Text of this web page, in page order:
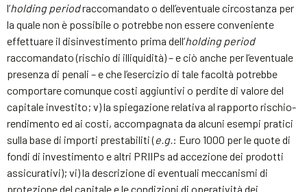
l’holding periodraccomandato o dell’eventuale circostanza per
la quale non è possibile o potrebbe non essere conveniente
effettuare il disinvestimento prima dell’holding period
raccomandato (rischio di illiquidità) – e ciò anche per l’eventuale
presenza di penali – e che l’esercizio di tale facoltà potrebbe
comportare comunque costi aggiuntivi o perdite di valore del
capitale investito; v) la spiegazione relativa al rapporto rischio-
rendimento ed ai costi, accompagnata da alcuni esempi pratici
sulla base di importi prestabiliti (e.g.: Euro 1000 per le quote di
fondi di investimento e altri PRIIPs ad accezione dei prodotti
assicurativi); vi) la descrizione di eventuali meccanismi di
protezione del capitale e le condizioni di operatività dei